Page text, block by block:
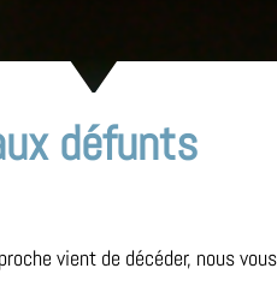
défunts
vient de décéder, nous